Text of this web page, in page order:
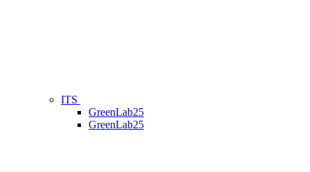
ITS
GreenLab25
GreenLab25